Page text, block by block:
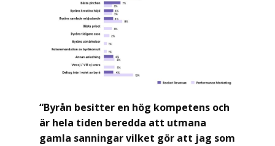
“Byrån besitter en hög kompetens och
är hela tiden beredda att utmana
gamla sanningar vilket gör att jag som